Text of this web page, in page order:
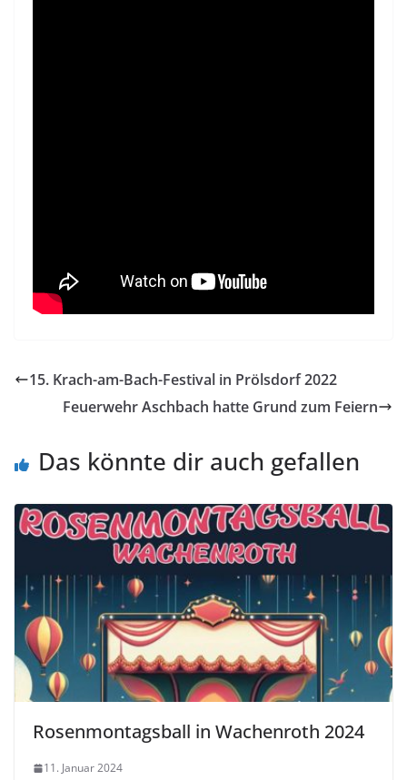
15. Krach-am-Bach-Festival in Prölsdorf 2022
Feuerwehr Aschbach hatte Grund zum Feiern
Das könnte dir auch gefallen
Rosenmontagsball in Wachenroth 2024
11. Januar 2024